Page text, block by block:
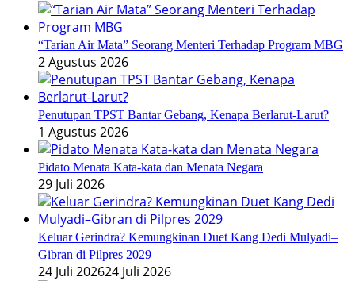
“Tarian Air Mata” Seorang Menteri Terhadap Program MBG
2 Agustus 2026
Penutupan TPST Bantar Gebang, Kenapa Berlarut-Larut?
1 Agustus 2026
Pidato Menata Kata-kata dan Menata Negara
29 Juli 2026
Keluar Gerindra? Kemungkinan Duet Kang Dedi Mulyadi–
Gibran di Pilpres 2029
24 Juli 202624 Juli 2026